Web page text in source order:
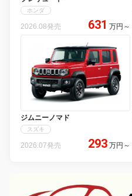
ホンダ
2026.08発売 631 万円 ～
ジムニーノマド
スズキ
2026.07発売 293 万円 ～